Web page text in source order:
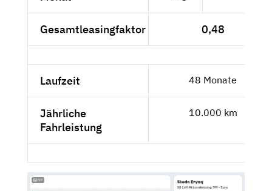
Gesamtleasingfaktor 0,48
Laufzeit 48 Monate
Jährliche
Fahrleistung
10.000 km